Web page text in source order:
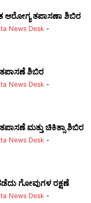
ಆರೋಗ್ಯ ತಪಾಸಣಾ ಶಿಬಿರ
News Desk -
ಶಿಬಿರ
News Desk -
ಮತ್ತು ಚಿಕಿತ್ಸಾ ಶಿಬಿರ
News Desk -
ಗೋವುಗಳ ರಕ್ಷಣೆ
News Desk -